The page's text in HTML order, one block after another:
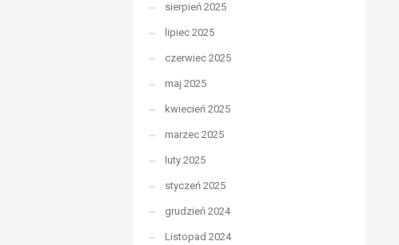
sierpień 2025
lipiec 2025
czerwiec 2025
maj 2025
kwiecień 2025
marzec 2025
luty 2025
styczeń 2025
grudzień 2024
Listopad 2024